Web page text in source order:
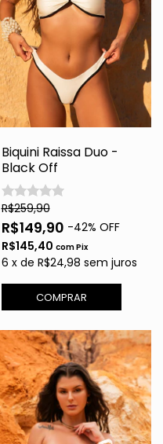
Biquini Raissa Duo -
Black Off
R$259,90
R$149,90 -42% OFF
R$145,40 comPix
6 x de R$24,98 sem juros
COMPRAR